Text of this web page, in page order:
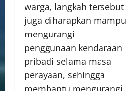
warga, langkah tersebut
juga diharapkan mampu
mengurangi
penggunaan kendaraan
pribadi selama masa
perayaan, sehingga